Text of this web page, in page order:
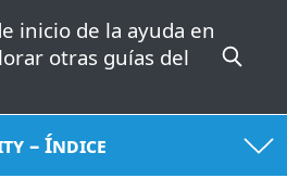
– Índice